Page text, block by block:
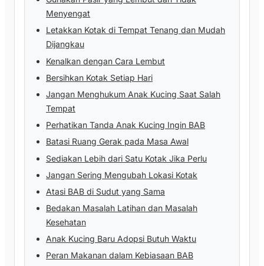
Menyengat
Letakkan Kotak di Tempat Tenang dan Mudah
Dijangkau
Kenalkan dengan Cara Lembut
Bersihkan Kotak Setiap Hari
Jangan Menghukum Anak Kucing Saat Salah
Tempat
Perhatikan Tanda Anak Kucing Ingin BAB
Batasi Ruang Gerak pada Masa Awal
Sediakan Lebih dari Satu Kotak Jika Perlu
Jangan Sering Mengubah Lokasi Kotak
Atasi BAB di Sudut yang Sama
Bedakan Masalah Latihan dan Masalah
Kesehatan
Anak Kucing Baru Adopsi Butuh Waktu
Peran Makanan dalam Kebiasaan BAB